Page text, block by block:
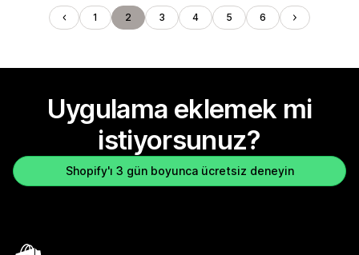
1 2 3 4 5 6
Uygulama eklemek mi
istiyorsunuz?
Shopify'ı 3 gün boyunca ücretsiz deneyin